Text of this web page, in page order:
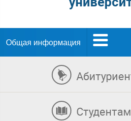
Общая информация
Студентам